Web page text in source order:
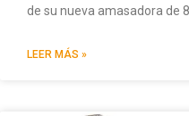
de su nueva amasadora de
LEER MÁS »